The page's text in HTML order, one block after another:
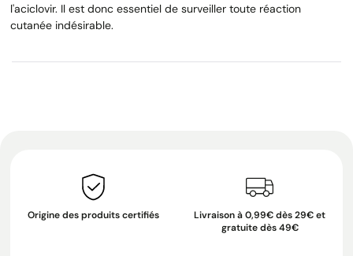
l'aciclovir. Il est donc essentiel de surveiller toute réaction
cutanée indésirable.
Origine des produits certifiés
Livraison à 0,99€ dès 29€ et
gratuite dès 49€